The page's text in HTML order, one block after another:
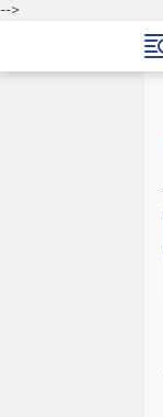
-->